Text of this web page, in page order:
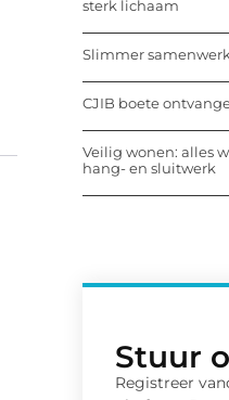
sterk lichaam
Slimmer
CJIB boete
Veilig wonen: alles
hang- en sluitwerk
Stuur
Registreer